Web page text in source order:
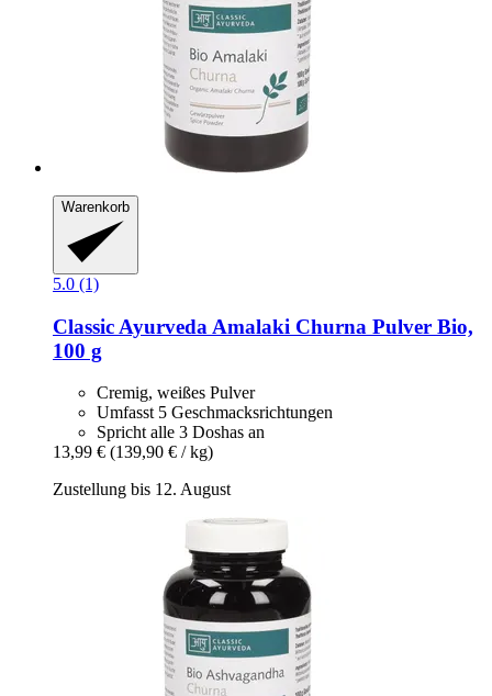
Warenkorb
5.0 (1)
Classic Ayurveda Amalaki Churna Pulver Bio,
100 g
Cremig, weißes Pulver
Umfasst 5 Geschmacksrichtungen
Spricht alle 3 Doshas an
13,99 € (139,90 € / kg)
Zustellung bis 12. August